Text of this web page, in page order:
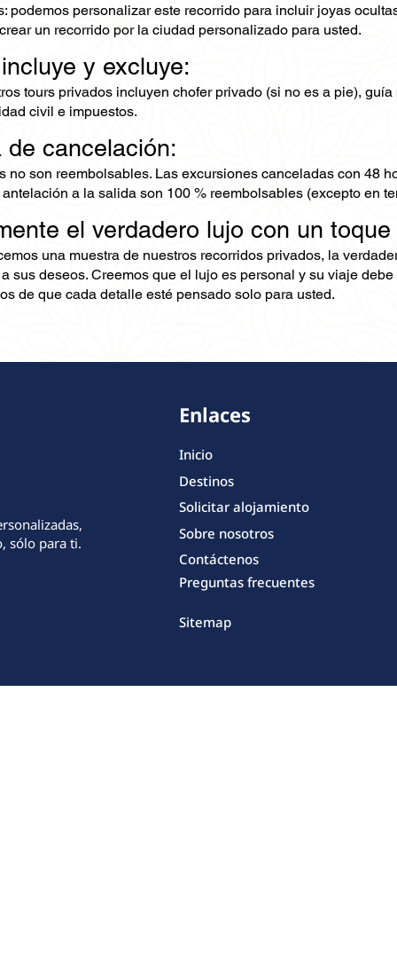
podemos personalizar este recorrido para incluir joyas
un recorrido por la ciudad personalizado para usted.
y excluye:
tours privados incluyen chofer privado (si no es a pie),
civil e impuestos.
de cancelación:
no son reembolsables. Las excursiones canceladas con 48
a la salida son 100 % reembolsables (excepto en
el verdadero lujo con un
una muestra de nuestros recorridos privados, la
sus deseos. Creemos que el lujo es personal y su viaje
de que cada detalle esté pensado solo para usted.
sólo para ti.
Enlaces
Inicio
Destinos
Solicitar alojamiento
Sobre nosotros
Contáctenos
Preguntas frecuentes
Sitemap